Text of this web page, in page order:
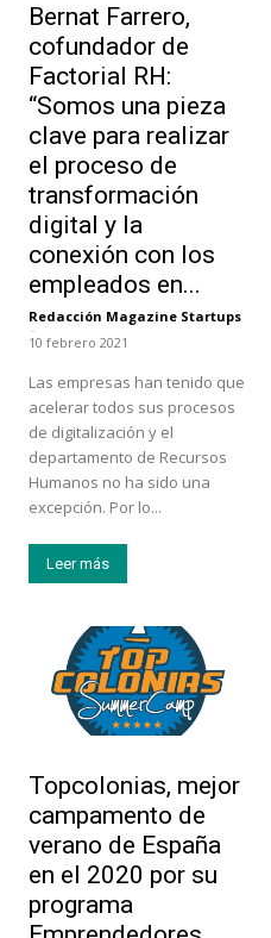
Bernat Farrero,
cofundador de
Factorial RH:
“Somos una pieza
clave para realizar
el proceso de
transformación
digital y la
conexión con los
empleados en...
Redacción Magazine Startups
-
10 febrero 2021
Las empresas han tenido que
acelerar todos sus procesos
de digitalización y el
departamento de Recursos
Humanos no ha sido una
excepción. Por lo...
Leer más
Topcolonias, mejor
campamento de
verano de España
en el 2020 por su
programa